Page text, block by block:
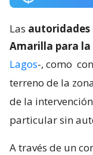
Las autoridades
Amarilla para la
Lagos-, como
terreno de la
de la
particular sin
A través de un